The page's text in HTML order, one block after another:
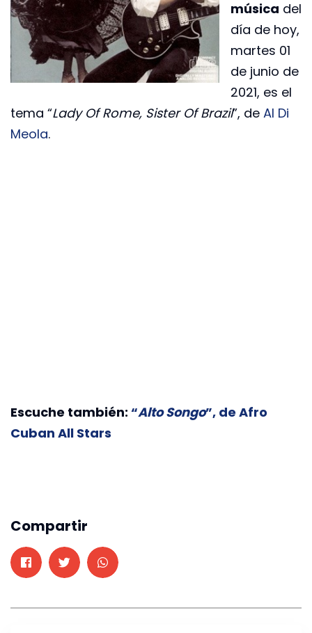
música del
día de hoy,
martes 01
de junio de
2021, es el
tema “Lady Of Rome, Sister Of Brazil”, de Al Di
Meola.
Escuche también: “Alto Songo”, de Afro
Cuban All Stars
Compartir